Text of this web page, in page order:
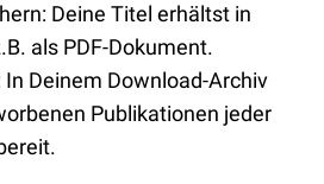
Deine Titel erhältst in
als PDF-Dokument.
Deinem Download-Archiv
Publikationen jeder